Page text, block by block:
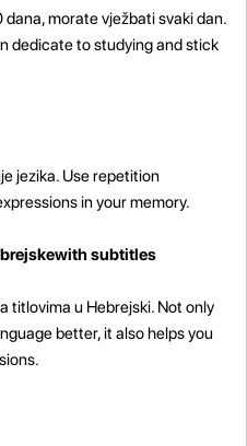
morate vježbati svaki dan.
dedicate to studying and stick
jezika. Use repetition
in your memory.
subtitles
titlovima u Hebrejski. Not only
better, it also helps you